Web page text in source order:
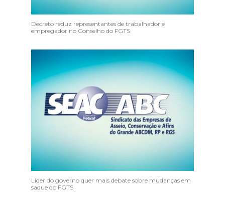
Decreto reduz representantes de trabalhador e
empregador no Conselho do FGTS
Líder do governo quer mais debate sobre mudanças em
saque do FGTS